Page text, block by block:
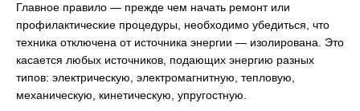
Главное правило — прежде чем начать ремонт или
профилактические процедуры, необходимо убедиться, что
техника отключена от источника энергии — изолирована. Это
касается любых источников, подающих энергию разных
типов: электрическую, электромагнитную, тепловую,
механическую, кинетическую, упругостную.